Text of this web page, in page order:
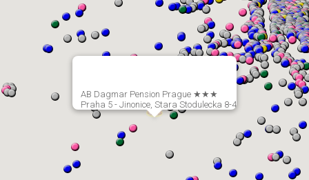
AB Dagmar Pension Prague ★★★
Praha 5 - Jinonice, Stara Stodulecka 8-4